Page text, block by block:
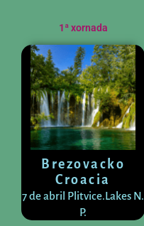
1ª xornada
Brezovacko
Croacia
7 de abril Plitvice.Lakes N.
P.